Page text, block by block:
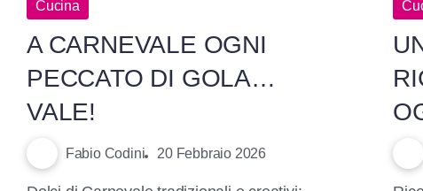
Cucina
A CARNEVALE OGNI
PECCATO DI GOLA…
VALE!
Fabio Codini 20 Febbraio 2026